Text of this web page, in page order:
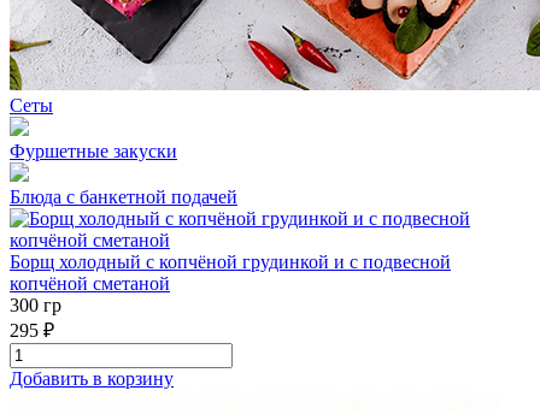
Сеты
Фуршетные закуски
Блюда с банкетной подачей
Борщ холодный с копчёной грудинкой и с подвесной
копчёной сметаной
300 гр
295 ₽
Добавить в корзину